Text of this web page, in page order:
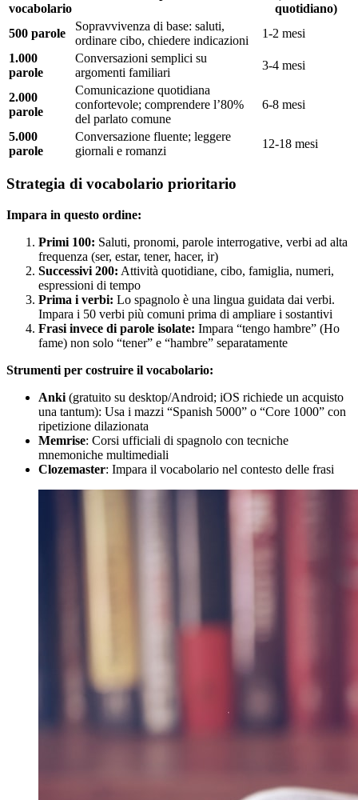
vocabolario
quotidiano)
500 parole
Sopravvivenza di base: saluti,
ordinare cibo, chiedere indicazioni
1-2 mesi
1.000
parole
Conversazioni semplici su
argomenti familiari
3-4 mesi
2.000
parole
Comunicazione quotidiana
confortevole; comprendere l’80%
del parlato comune
6-8 mesi
5.000
parole
Conversazione fluente; leggere
giornali e romanzi
12-18 mesi
Strategia di vocabolario prioritario
Impara in questo ordine:
Primi 100: Saluti, pronomi, parole interrogative, verbi ad alta
frequenza (ser, estar, tener, hacer, ir)
Successivi 200: Attività quotidiane, cibo, famiglia, numeri,
espressioni di tempo
Prima i verbi: Lo spagnolo è una lingua guidata dai verbi.
Impara i 50 verbi più comuni prima di ampliare i sostantivi
Frasi invece di parole isolate: Impara “tengo hambre” (Ho
fame) non solo “tener” e “hambre” separatamente
Strumenti per costruire il vocabolario:
Anki (gratuito su desktop/Android; iOS richiede un acquisto
una tantum): Usa i mazzi “Spanish 5000” o “Core 1000” con
ripetizione dilazionata
Memrise: Corsi ufficiali di spagnolo con tecniche
mnemoniche multimediali
Clozemaster: Impara il vocabolario nel contesto delle frasi